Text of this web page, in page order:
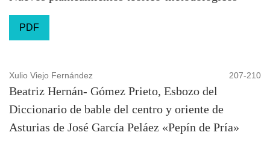
PDF
Xulio Viejo Fernández 207-210
Beatriz Hernán- Gómez Prieto, Esbozo del
Diccionario de bable del centro y oriente de
Asturias de José García Peláez «Pepín de Pría»